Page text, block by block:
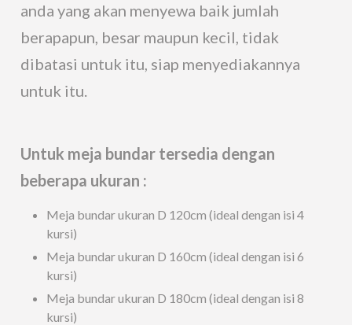
anda yang akan menyewa baik jumlah
berapapun, besar maupun kecil, tidak
dibatasi untuk itu, siap menyediakannya
untuk itu.
Untuk meja bundar tersedia dengan
beberapa ukuran :
Meja bundar ukuran D 120cm (ideal dengan isi 4
kursi)
Meja bundar ukuran D 160cm (ideal dengan isi 6
kursi)
Meja bundar ukuran D 180cm (ideal dengan isi 8
kursi)